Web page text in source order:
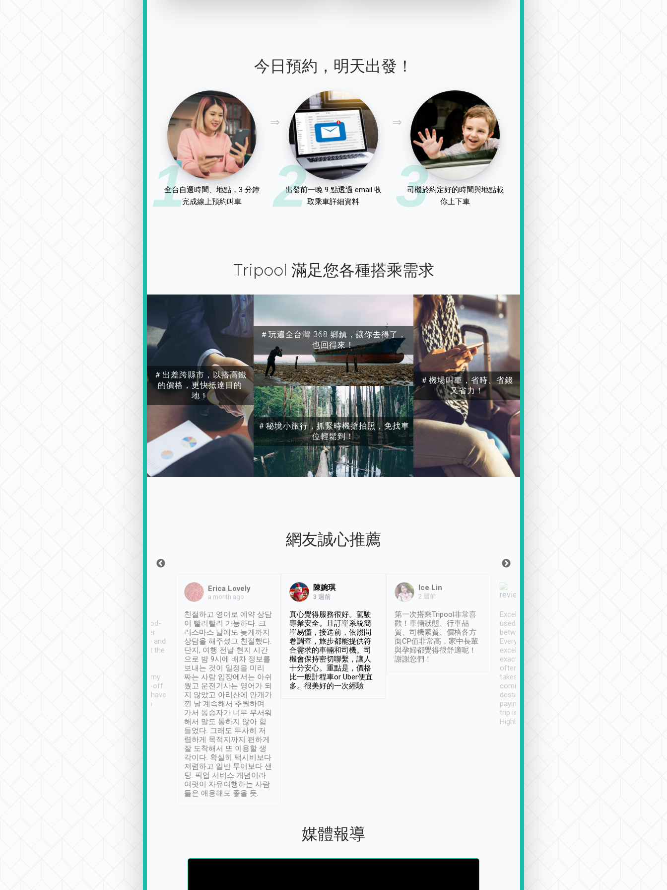
今日預約，明天出發！
1
全台自選時間、地點，3 分鐘
完成線上預約叫車
2
出發前一晚 9 點透過 email 收
取乘車詳細資料
3
司機於約定好的時間與地點載
你上下車
Tripool 滿足您各種搭乘需求
＃出差跨縣市，以搭高鐵
的價格，更快抵達目的
地！
＃玩遍全台灣 368 鄉鎮，讓你去得了，
也回得來！
＃秘境小旅行，抓緊時機搶拍照，免找車
位輕鬆到！
＃機場叫車，省時、省錢
又省力！
網友誠心推薦
service, vehicles in good-
condition and the driver
service was awesome and
thoughtful. Driver went the
have safely arrived at my
destination after drop-off.
Definitely something I have
not seen elsewhere 👍
Erica Lovely
a month ago
친절하고 영어로 예약 상담
이 빨리빨리 가능하다. 크
리스마스 날에도 늦게까지
상담을 해주셨고 친절했다.
단지, 여행 전날 현지 시간
으로 밤 9시에 배차 정보를
보내는 것이 일정을 미리
짜는 사람 입장에서는 아쉬
웠고 운전기사는 영어가 되
지 않았고 아리산에 안개가
낀 날 계속해서 추월하며
가서 동승자가 너무 무서워
해서 말도 통하지 않아 힘
들었다. 그래도 무사히 저
렴하게 목적지까지 편하게
잘 도착해서 또 이용할 생
각이다. 확실히 택시비보다
저렴하고 일반 투어보다 샌
딩. 픽업 서비스 개념이라
여럿이 자유여행하는 사람
들은 애용해도 좋을 듯.
陳婉琪
3 週前
真心覺得服務很好。駕駛
專業安全。且訂單系統簡
單易懂，接送前，依照問
卷調查，旅步都能提供符
合需求的車輛和司機。司
機會保持密切聯繫，讓人
十分安心。重點是，價格
比一般計程車or Uber便宜
多。很美好的一次經驗
Ice Lin
2 週前
第一次搭乘Tripool非常喜
歡！車輛狀態、行車品
質、司機素質、價格各方
面CP值非常高，家中長輩
與孕婦都覺得很舒適呢！
謝謝您們！
Excellent service. We have
used Tripool to travel
between cities in Taiwan.
Every driver has been
excellent and arrives
exactly on time. As there is
often limited English it
takes the difficulty out of
communicating the
destination details and
paying online prior to the
trip is very convenient.
Highly recommended
媒體報導